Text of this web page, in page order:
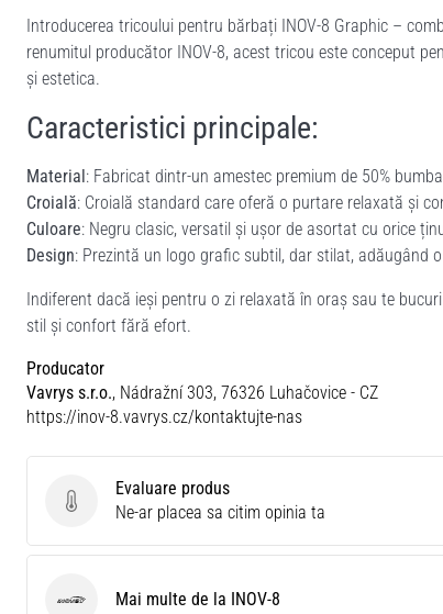
Introducerea tricoului pentru bărbați INOV-8 Graphic –
renumitul producător INOV-8, acest tricou este conceput
și estetica.
Caracteristici principale:
Material: Fabricat dintr-un amestec premium de 50%
Croială: Croială standard care oferă o purtare relaxată și
Culoare: Negru clasic, versatil și ușor de asortat cu orice
Design: Prezintă un logo grafic subtil, dar stilat, adăugând
Indiferent dacă ieși pentru o zi relaxată în oraș sau te
stil și confort fără efort.
Producator
Vavrys s.r.o., Nádražní 303, 76326 Luhačovice - CZ
https://inov-8.vavrys.cz/kontaktujte-nas
Evaluare produs
Evaluare produs
Ne-ar placea sa citim opinia ta
INOV-8Mai multe de la INOV-8